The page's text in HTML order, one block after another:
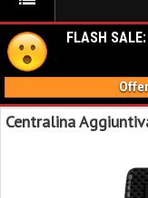
FLASH
Centralina